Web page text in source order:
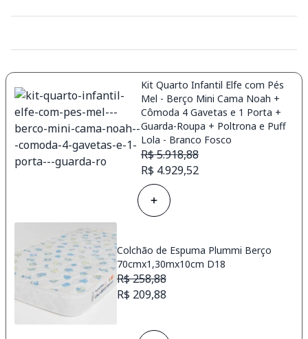
Kit Quarto Infantil Elfe com Pés
Mel - Berço Mini Cama Noah +
Cômoda 4 Gavetas e 1 Porta +
Guarda-Roupa + Poltrona e Puff
Lola - Branco Fosco
R$ 5.918,88
R$ 4.929,52
Colchão de Espuma Plummi Berço
70cmx1,30mx10cm D18
R$ 258,88
R$ 209,88